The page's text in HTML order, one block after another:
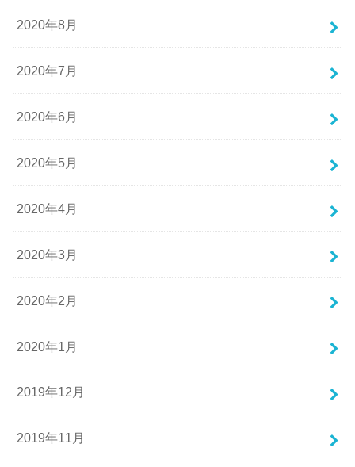
2020年8月
2020年7月
2020年6月
2020年5月
2020年4月
2020年3月
2020年2月
2020年1月
2019年12月
2019年11月